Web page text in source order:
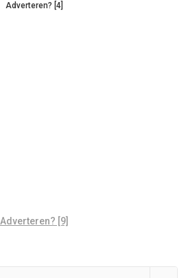
Adverteren? [4]
Adverteren? [9]